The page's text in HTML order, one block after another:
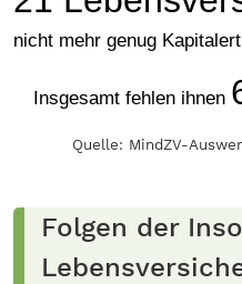
nicht mehr genug
Insgesamt fehlen ihnen
Quelle: MindZV-
Folgen der